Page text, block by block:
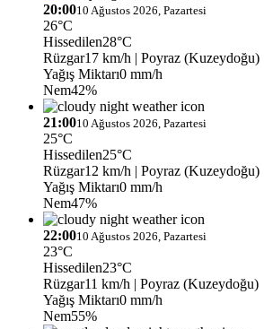
20:0010 Ağustos 2026, Pazartesi
26°C
Hissedilen28°C
Rüzgar17 km/h | Poyraz (Kuzeydoğu)
Yağış Miktarı0 mm/h
Nem42%
21:0010 Ağustos 2026, Pazartesi
25°C
Hissedilen25°C
Rüzgar12 km/h | Poyraz (Kuzeydoğu)
Yağış Miktarı0 mm/h
Nem47%
22:0010 Ağustos 2026, Pazartesi
23°C
Hissedilen23°C
Rüzgar11 km/h | Poyraz (Kuzeydoğu)
Yağış Miktarı0 mm/h
Nem55%